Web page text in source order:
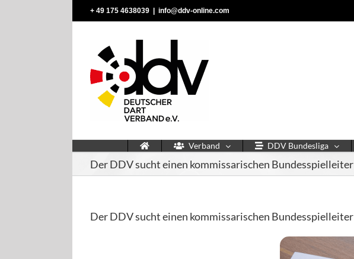
‭+ 49 175 4638039‬ | info@ddv-online.com
Verband DDV Bundesliga
Der DDV sucht einen kommissarischen Bundesspielleiter
Der DDV sucht einen kommissarischen Bundesspielleiter